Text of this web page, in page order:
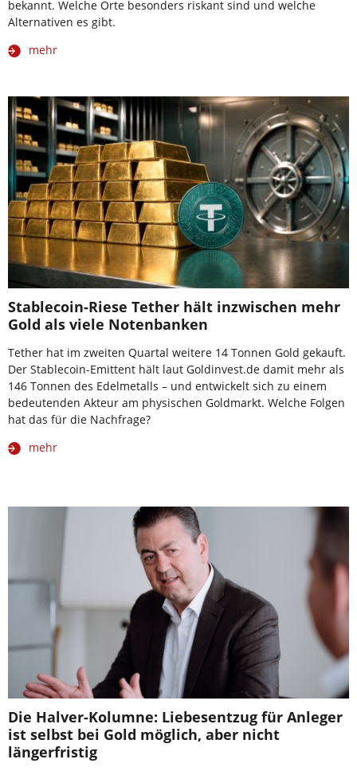
bekannt. Welche Orte besonders riskant sind und welche
Alternativen es gibt.
mehr
Stablecoin-Riese Tether hält inzwischen mehr
Gold als viele Notenbanken
Tether hat im zweiten Quartal weitere 14 Tonnen Gold gekauft.
Der Stablecoin-Emittent hält laut Goldinvest.de damit mehr als
146 Tonnen des Edelmetalls – und entwickelt sich zu einem
bedeutenden Akteur am physischen Goldmarkt. Welche Folgen
hat das für die Nachfrage?
mehr
Die Halver-Kolumne: Liebesentzug für Anleger
ist selbst bei Gold möglich, aber nicht
längerfristig